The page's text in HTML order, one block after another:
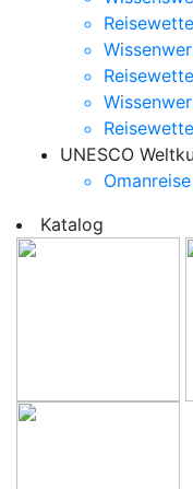
UNESCO
Katalog